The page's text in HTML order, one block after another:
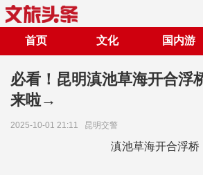
首页 文化 国内游
必看！昆明滇池草海开合浮
来啦→
2025-10-01 21:11 昆明交警
滇池草海开合浮桥